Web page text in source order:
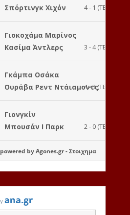
powered byAgones.gr-Στοιχημα